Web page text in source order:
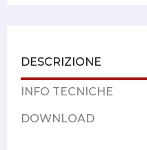
DESCRIZIONE
INFO TECNICHE
DOWNLOAD